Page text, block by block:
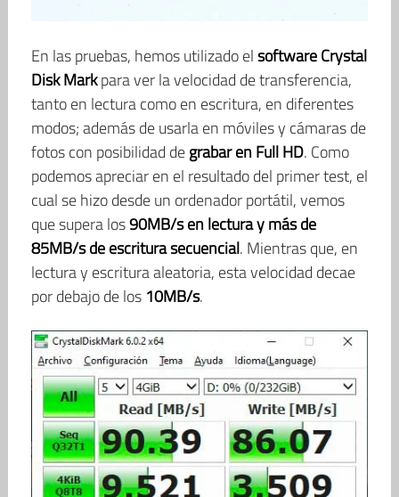
En las pruebas, hemos utilizado elsoftware Crystal
Disk Markpara ver la velocidad de transferencia,
tanto en lectura como en escritura, en diferentes
modos; además de usarla en móviles y cámaras de
fotos con posibilidad degrabar en Full HD. Como
podemos apreciar en el resultado del primer test, el
cual se hizo desde un ordenador portátil, vemos
que supera los90MB/s en lectura y más de
85MB/s de escritura secuencial. Mientras que, en
lectura y escritura aleatoria, esta velocidad decae
por debajo de los 10MB/s.